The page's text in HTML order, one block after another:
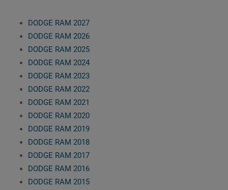
DODGE RAM 2027
DODGE RAM 2026
DODGE RAM 2025
DODGE RAM 2024
DODGE RAM 2023
DODGE RAM 2022
DODGE RAM 2021
DODGE RAM 2020
DODGE RAM 2019
DODGE RAM 2018
DODGE RAM 2017
DODGE RAM 2016
DODGE RAM 2015